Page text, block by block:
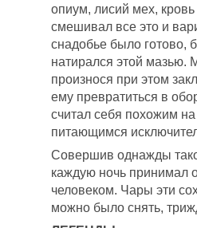
опиум, лисий мех,
смешивал все это и
снадобье было готово,
натирался этой мазью.
произнося при этом
ему превратиться в
считал себя похожим
питающимся
Совершив однажды
каждую ночь принимал
человеком. Чары эти
можно было снять,